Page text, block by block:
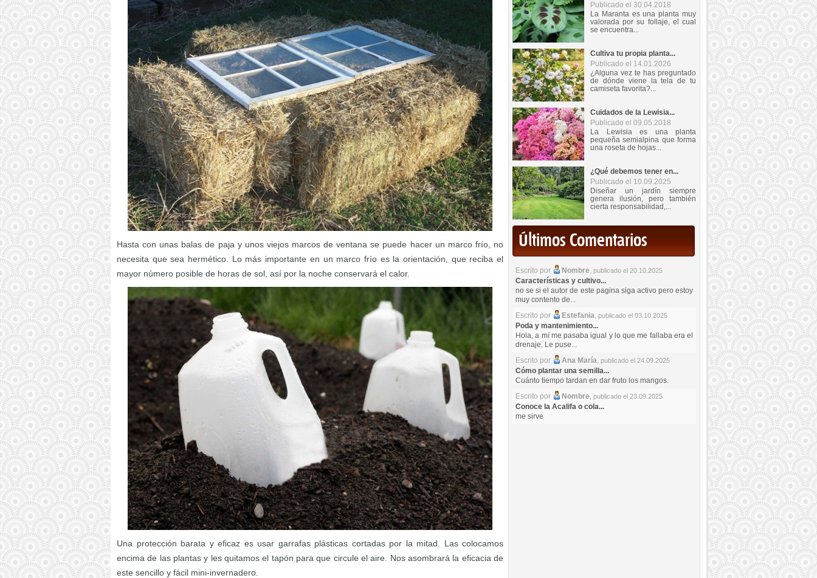
Hasta con unas balas de paja y unos viejos marcos de ventana se puede hacer un marco frío, no
necesita que sea hermético. Lo más importante en un marco frío es la orientación, que reciba el
mayor número posible de horas de sol, así por la noche conservará el calor.
Una protección barata y eficaz es usar garrafas plásticas cortadas por la mitad. Las colocamos
encima de las plantas y les quitamos el tapón para que circule el aire. Nos asombrará la eficacia de
este sencillo y fácil mini-invernadero.
Publicado el 30.04.2018
La Maranta es una planta muy
valorada por su follaje, el cual
se encuentra...
Cultiva tu propia planta...
Publicado el 14.01.2026
¿Alguna vez te has preguntado
de dónde viene la tela de tu
camiseta favorita?...
Cuidados de la Lewisia...
Publicado el 09.05.2018
La Lewisia es una planta
pequeña semialpina que forma
una roseta de hojas...
¿Qué debemos tener en...
Publicado el 10.09.2025
Diseñar un jardín siempre
genera ilusión, pero también
cierta responsabilidad,...
Últimos Comentarios
Escrito por Nombre, publicado el 20.10.2025
Características y cultivo...
no se si el autor de este pagina siga activo pero estoy
muy contento de...
Escrito por
Estefania, publicado el 03.10.2025
Poda y mantenimiento...
Hola, a mí me pasaba igual y lo que me fallaba era el
drenaje. Le puse...
Escrito por
Ana María, publicado el 24.09.2025
Cómo plantar una semilla...
Cuánto tiempo tardan en dar fruto los mangos.
Escrito por
Nombre, publicado el 23.09.2025
Conoce la Acalifa o cola...
me sirve